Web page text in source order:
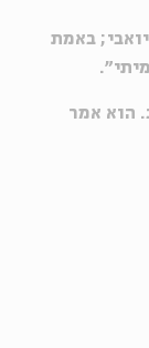
באמת
הוא אמר